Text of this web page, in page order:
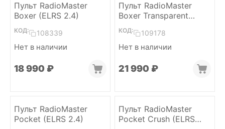
Пульт RadioMaster
Boxer (ELRS 2.4)
КОД: 108339
Нет в наличии
18 990 ₽
Пульт RadioMaster
Boxer Transparent
(ELRS 2.4)
КОД: 109178
Нет в наличии
21 990 ₽
Пульт RadioMaster
Pocket (ELRS 2.4)
Пульт RadioMaster
Pocket Crush (ELRS